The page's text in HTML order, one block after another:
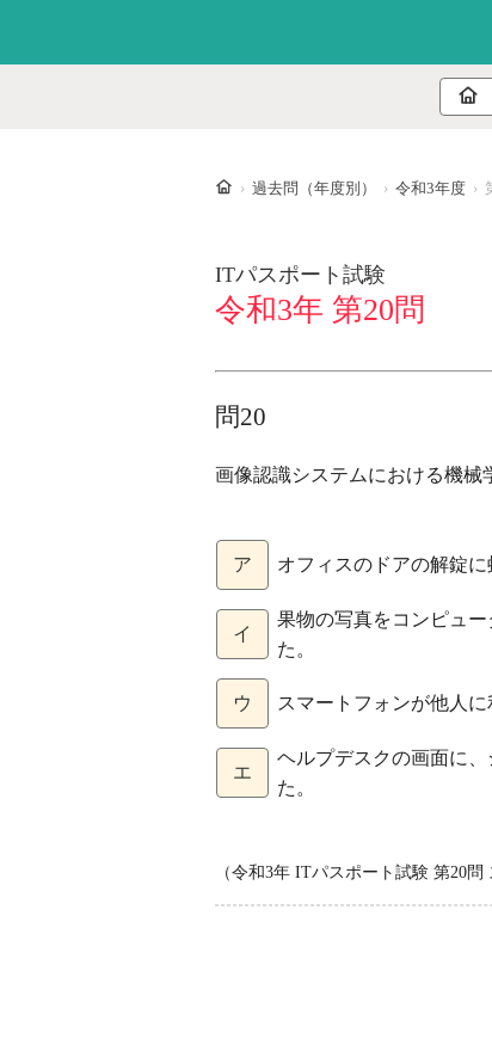
ホーム
過去問（年度別） 令和3年度
ITパスポート試験
令和3年 第20問
問20
画像認識システムにおける機械
ア オフィスのドアの解錠
イ
果物の写真をコンピュ
た。
ウ スマートフォンが他人
エ
ヘルプデスクの画面に
た。
（令和3年 ITパスポート試験 第20